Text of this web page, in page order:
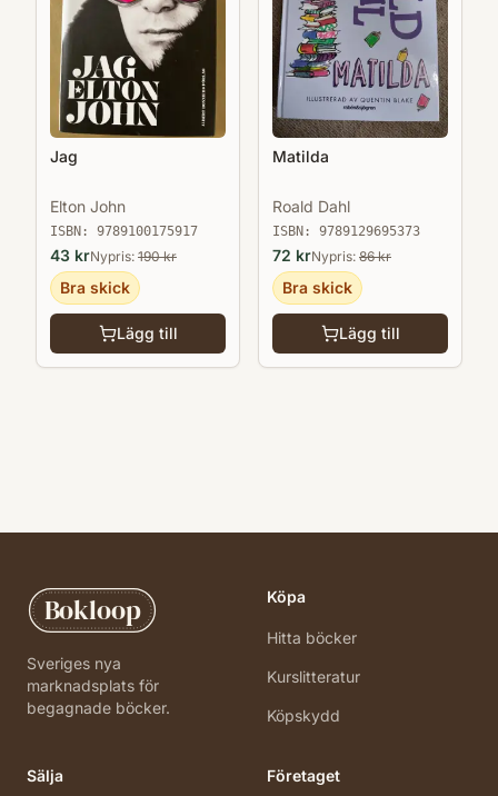
Jag
Elton John
ISBN: 9789100175917
43 krNypris: 190kr
Bra skick
Lägg till
Matilda
Roald Dahl
ISBN: 9789129695373
72 krNypris: 86kr
Bra skick
Lägg till
Bokloop
Sveriges nya
marknadsplats för
begagnade böcker.
Köpa
Hitta böcker
Kurslitteratur
Köpskydd
Sälja Företaget